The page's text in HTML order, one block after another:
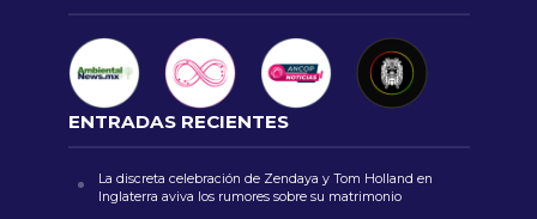
ENTRADAS RECIENTES
La discreta celebración de Zendaya y Tom Holland en
Inglaterra aviva los rumores sobre su matrimonio